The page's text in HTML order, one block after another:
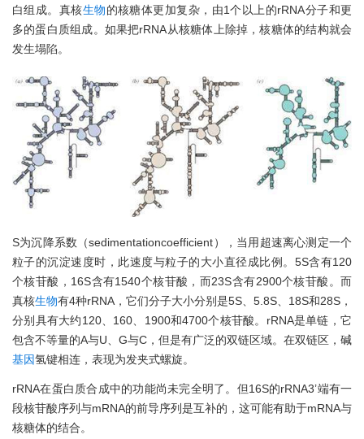
白组成。真核生物的核糖体更加复杂，由1个以上的rRNA分子和更
多的蛋白质组成。如果把rRNA从核糖体上除掉，核糖体的结构就会
发生塌陷。
S为沉降系数（sedimentationcoefficient），当用超速离心测定一个
粒子的沉淀速度时，此速度与粒子的大小直径成比例。5S含有120
个核苷酸，16S含有1540个核苷酸，而23S含有2900个核苷酸。而
真核生物有4种rRNA，它们分子大小分别是5S、5.8S、18S和28S，
分别具有大约120、160、1900和4700个核苷酸。rRNA是单链，它
包含不等量的A与U、G与C，但是有广泛的双链区域。在双链区，碱
基因氢键相连，表现为发夹式螺旋。
rRNA在蛋白质合成中的功能尚未完全明了。但16S的rRNA3’端有一
段核苷酸序列与mRNA的前导序列是互补的，这可能有助于mRNA与
核糖体的结合。